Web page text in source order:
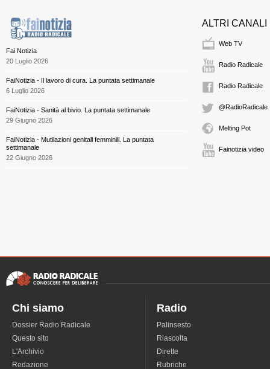
Fai Notizia
20 Luglio 2026
FaiNotizia - Il lavoro di cura. La puntata settimanale
6 Luglio 2026
FaiNotizia - Sanità al bivio. La puntata settimanale
29 Giugno 2026
FaiNotizia - Mutilazioni genitali femminili. La puntata
settimanale
22 Giugno 2026
ALTRI CANALI
Web TV
Radio Radicale
Radio Radicale
@RadioRadicale
Melting Pot
Fainotizia video
Chi siamo
Dossier Radio Radicale
Questo sito
L'Archivio
Redazione
Radio
Palinsesto
Riascolta
Dirette
Rubriche